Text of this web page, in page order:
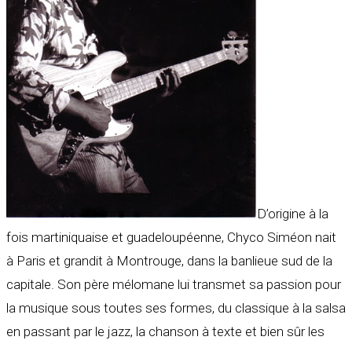
D’origine à la
fois martiniquaise et guadeloupéenne, Chyco Siméon nait
à Paris et grandit à Montrouge, dans la banlieue sud de la
capitale. Son père mélomane lui transmet sa passion pour
la musique sous toutes ses formes, du classique à la salsa
en passant par le jazz, la chanson à texte et bien sûr les